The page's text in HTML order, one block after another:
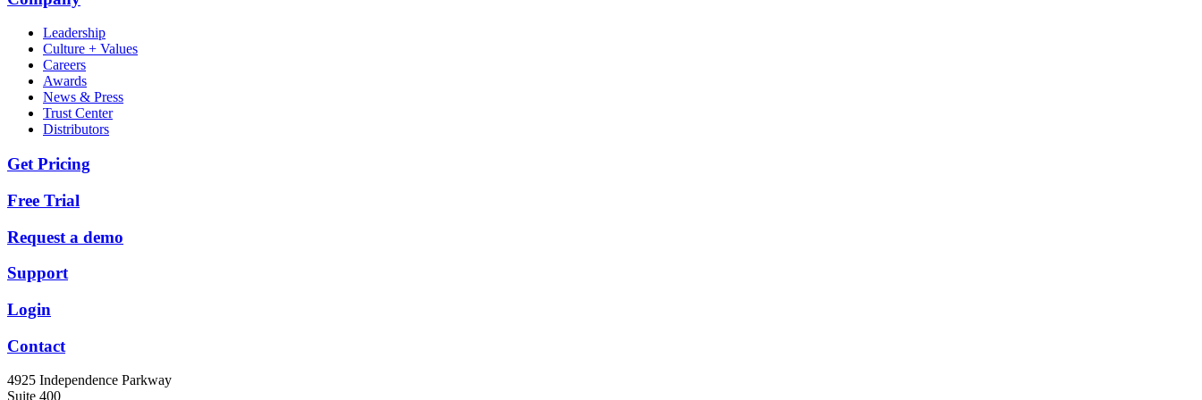
Leadership
Culture + Values
Careers
Awards
News & Press
Trust Center
Distributors
Get Pricing
Free Trial
Request a demo
Support
Login
Contact
4925 Independence Parkway
Suite 400